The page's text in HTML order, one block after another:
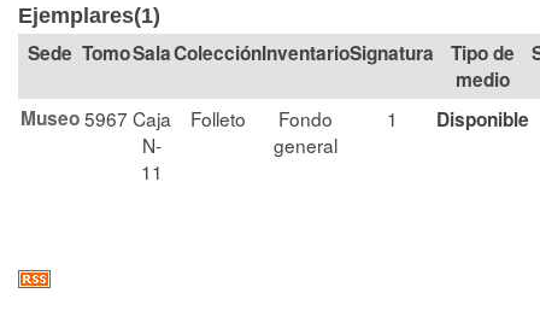
Ejemplares(1)
TomoSalaColección Signatura
Tipo de
medio
Museo5967 Caja
N-
11
Folleto
Fondo
general
1 Disponible